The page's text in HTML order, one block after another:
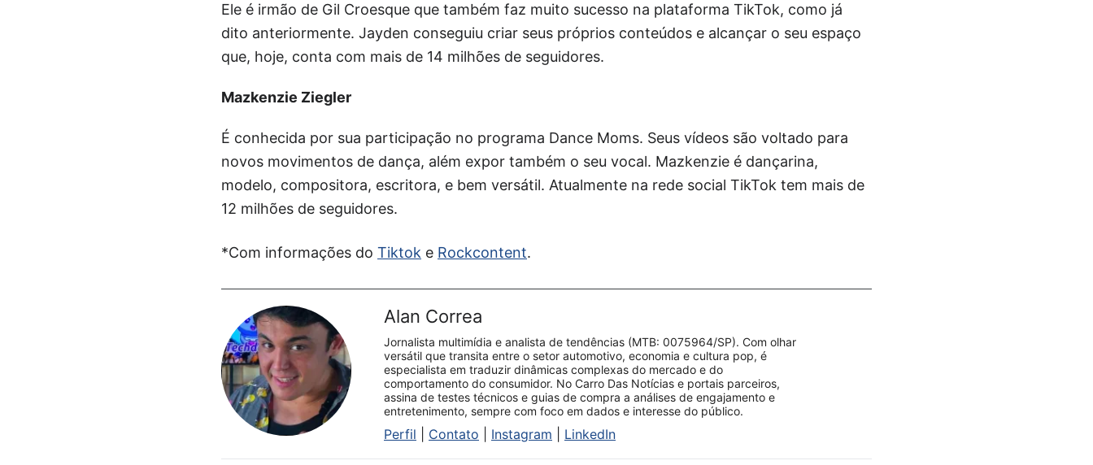
Ele é irmão de Gil Croesque que também faz muito sucesso na plataforma TikTok, como já
dito anteriormente. Jayden conseguiu criar seus próprios conteúdos e alcançar o seu espaço
que, hoje, conta com mais de 14 milhões de seguidores.
Mazkenzie Ziegler
É conhecida por sua participação no programa Dance Moms. Seus vídeos são voltado para
novos movimentos de dança, além expor também o seu vocal. Mazkenzie é dançarina,
modelo, compositora, escritora, e bem versátil. Atualmente na rede social TikTok tem mais de
12 milhões de seguidores.
*Com informações do Tiktok e Rockcontent.
Alan Correa
Jornalista multimídia e analista de tendências (MTB: 0075964/SP). Com olhar
versátil que transita entre o setor automotivo, economia e cultura pop, é
especialista em traduzir dinâmicas complexas do mercado e do
comportamento do consumidor. No Carro Das Notícias e portais parceiros,
assina de testes técnicos e guias de compra a análises de engajamento e
entretenimento, sempre com foco em dados e interesse do público.
Perfil Contato Instagram LinkedIn